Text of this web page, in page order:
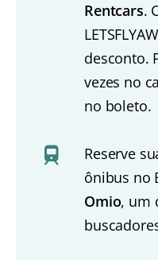
Rentcars.
desconto.
vezes no
no boleto.
Reserve
ônibus no
Omio, um